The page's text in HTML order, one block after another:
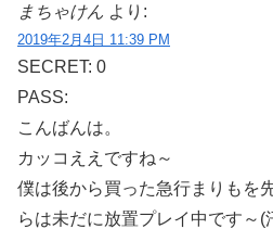
まちゃけん より:
2019年2月4日 11:39 PM
SECRET: 0
PASS:
こんばんは。
カッコええですね～
僕は後から買った急行まりもを
らは未だに放置プレイ中です～(